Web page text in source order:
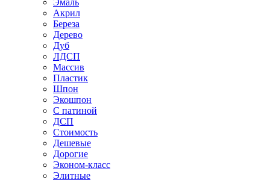
Эмаль
Акрил
Береза
Дерево
Дуб
ЛДСП
Массив
Пластик
Шпон
Экошпон
С патиной
ДСП
Стоимость
Дешевые
Дорогие
Эконом-класс
Элитные